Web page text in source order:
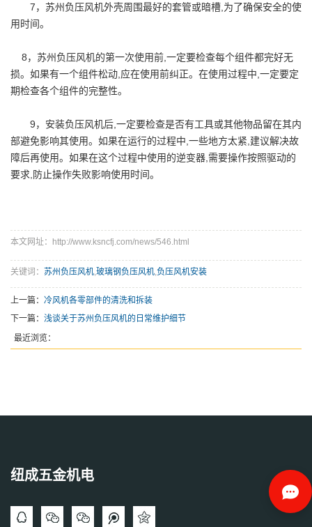
7，苏州负压风机外壳周围最好的套管或暗槽,为了确保安全的使
用时间。
8，苏州负压风机的第一次使用前,一定要检查每个组件都完好无
损。如果有一个组件松动,应在使用前纠正。在使用过程中,一定要定
期检查各个组件的完整性。
9，安装负压风机后,一定要检查是否有工具或其他物品留在其内
部避免影响其使用。如果在运行的过程中,一些地方太紧,建议解决故
障后再使用。如果在这个过程中使用的逆变器,需要操作按照驱动的
要求,防止操作失败影响使用时间。
本文网址：http://www.ksncfj.com/news/546.html
关键词： 苏州负压风机,玻璃钢负压风机,负压风机安装
上一篇： 冷风机各零部件的清洗和拆装
下一篇： 浅谈关于苏州负压风机的日常维护细节
最近浏览：
纽成五金机电